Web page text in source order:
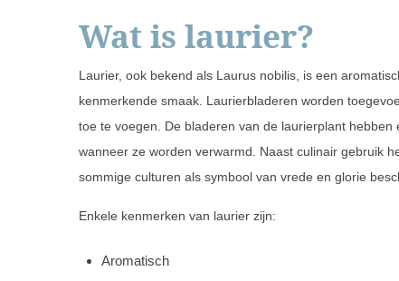
Wat is laurier?
Laurier, ook bekend als Laurus nobilis, is een
kenmerkende smaak. Laurierbladeren worden
toe te voegen. De bladeren van de laurierplant
wanneer ze worden verwarmd. Naast culinair gebruik
sommige culturen als symbool van vrede en glorie
Enkele kenmerken van laurier zijn:
Aromatisch